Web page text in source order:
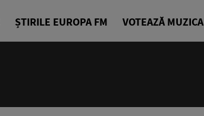
ȘTIRILE EUROPA FM VOTEAZĂ MUZICA